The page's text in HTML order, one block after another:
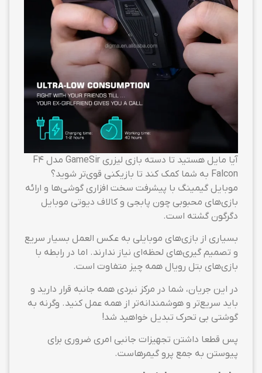
آیا مایل هستید تا دسته بازی لیزری GameSir مدل F4
Falcon به شما کمک ‌کند تا بازیکنی قوی‌تر شوید؟
موبایل گیمینگ با پیشرفت سخت افزاری گوشی‌ها و ارائه
بازی‌های محبوبی چون پابجی و کالاف دیوتی موبایل
دگرگون گشته است.
بسیاری از بازی‌های موبایلی به عکس العمل بسیار سریع
و تصمیم گیری‌های لحظه‌ای نیاز ندارند. اما در رابطه با
بازی‌های بتل رویال همه چیز متفاوت است.
در این جریان، شما در مرکز نبردی همه جانبه قرار دارید و
باید سریع‌تر و هوشمندانه‌تر از همه عمل کنید. وگرنه به
گوشتی بی تحرک تبدیل خواهید شد!
پس قطعا داشتن تجهیزات جانبی امری ضروری برای
پیوستن به جمع پرو گیمرهاست.